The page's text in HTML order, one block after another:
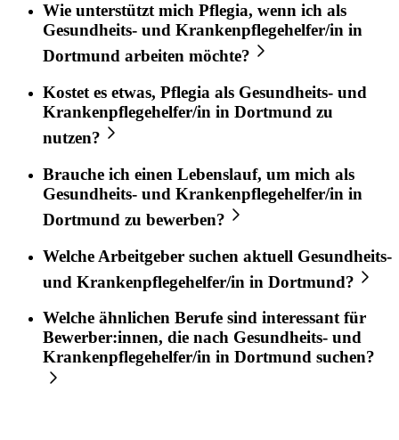
Wie unterstützt mich Pflegia, wenn ich als
Gesundheits- und Krankenpflegehelfer/in in
Dortmund arbeiten möchte?
Kostet es etwas, Pflegia als Gesundheits- und
Krankenpflegehelfer/in in Dortmund zu
nutzen?
Brauche ich einen Lebenslauf, um mich als
Gesundheits- und Krankenpflegehelfer/in in
Dortmund zu bewerben?
Welche Arbeitgeber suchen aktuell Gesundheits-
und Krankenpflegehelfer/in in Dortmund?
Welche ähnlichen Berufe sind interessant für
Bewerber:innen, die nach Gesundheits- und
Krankenpflegehelfer/in in Dortmund suchen?